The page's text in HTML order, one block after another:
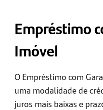
Empréstimo
Imóvel
O Empréstimo com
uma modalidade de
juros mais baixas e